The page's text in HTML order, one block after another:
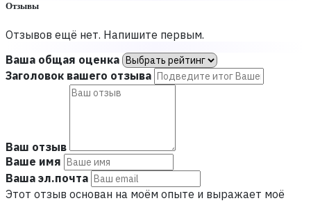
Отзывы
Отзывов ещё нет. Напишите первым.
Ваша общая оценка
Заголовок вашего отзыва
Ваш отзыв
Ваше имя
Ваша эл.почта
Этот отзыв основан на моём опыте и выражает моё